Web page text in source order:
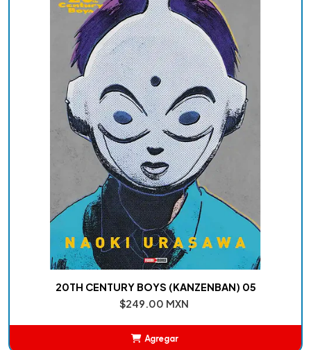
20TH CENTURY BOYS (KANZENBAN) 05
$249.00 MXN
Agregar